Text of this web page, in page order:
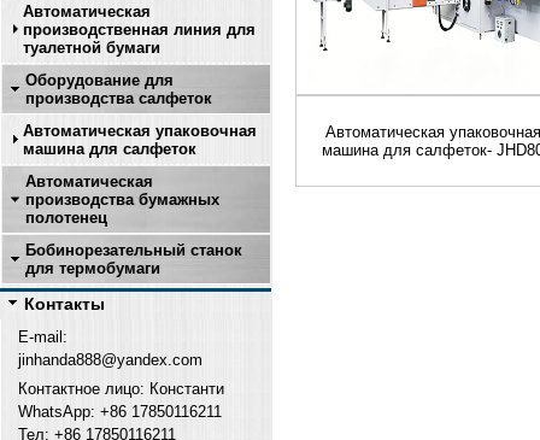
Автоматическая упаковочная
машина для салфеток-
Автоматическая
производственная линия для
туалетной бумаги
Оборудование для
производства салфеток
Автоматическая упаковочная
машина для салфеток
Автоматическая
производства бумажных
полотенец
Бобинорезательный станок
для термобумаги
Контакты
E-mail:
jinhanda888@yandex.com
Контактное лицо: Константи
WhatsApp: +86 17850116211
Тел: +86 17850116211